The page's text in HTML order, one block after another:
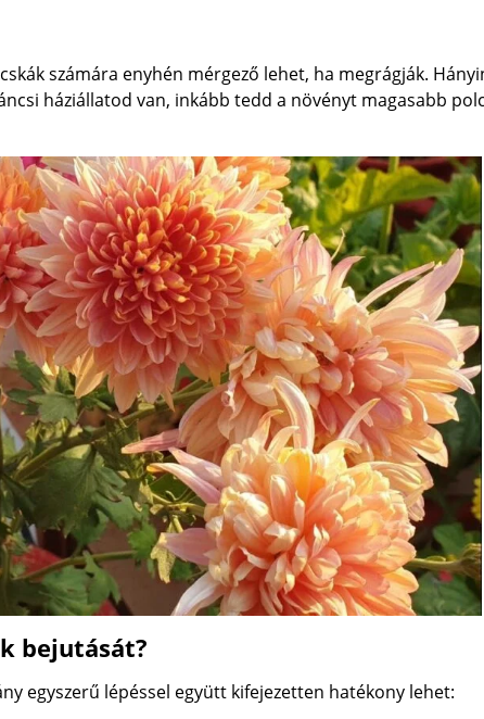
számára enyhén mérgező lehet, ha megrágják.
háziállatod van, inkább tedd a növényt magasabb
bejutását?
egyszerű lépéssel együtt kifejezetten hatékony lehet: